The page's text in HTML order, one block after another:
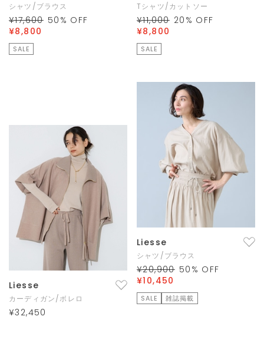
シャツ/ブラウス
¥17,600 50 % OFF
¥8,800
SALE
Tシャツ/カットソー
¥11,000 20 % OFF
¥8,800
SALE
Liesse
カーディガン/ボレロ
¥32,450
Liesse
シャツ/ブラウス
¥20,900 50 % OFF
¥10,450
SALE 雑誌掲載